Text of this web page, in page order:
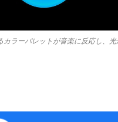
カラーパレットが音楽に反応し、光